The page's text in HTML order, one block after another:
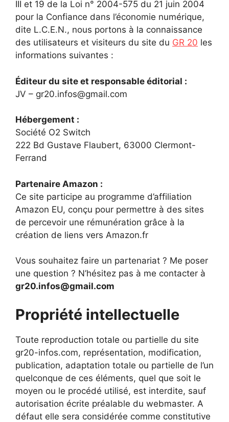
III et 19 de la Loi n° 2004-575 du 21 juin 2004
pour la Confiance dans l’économie numérique,
dite L.C.E.N., nous portons à la connaissance
des utilisateurs et visiteurs du site du GR 20 les
informations suivantes :
Éditeur du site et responsable éditorial :
JV – gr20.infos@gmail.com
Hébergement :
Société O2 Switch
222 Bd Gustave Flaubert, 63000 Clermont-
Ferrand
Partenaire Amazon :
Ce site participe au programme d’affiliation
Amazon EU, conçu pour permettre à des sites
de percevoir une rémunération grâce à la
création de liens vers Amazon.fr
Vous souhaitez faire un partenariat ? Me poser
une question ? N’hésitez pas à me contacter à
gr20.infos@gmail.com
Propriété intellectuelle
Toute reproduction totale ou partielle du site
gr20-infos.com, représentation, modification,
publication, adaptation totale ou partielle de l’un
quelconque de ces éléments, quel que soit le
moyen ou le procédé utilisé, est interdite, sauf
autorisation écrite préalable du webmaster. A
défaut elle sera considérée comme constitutive